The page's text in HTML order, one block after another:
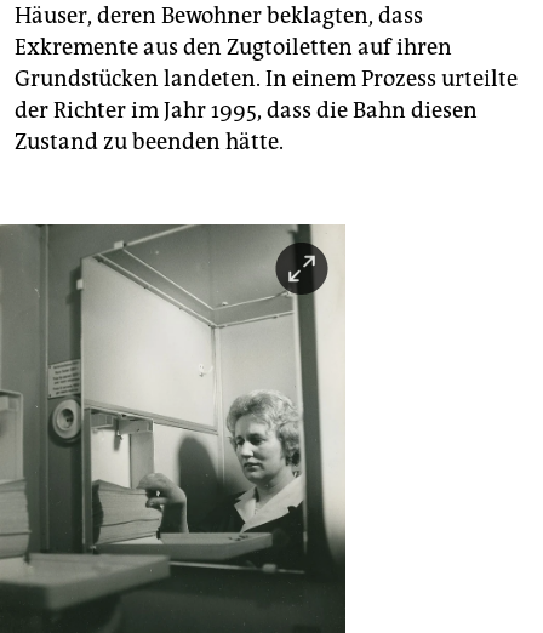
Häuser, deren Bewohner beklagten, dass
Exkremente aus den Zugtoiletten auf ihren
Grundstücken landeten. In einem Prozess urteilte
der Richter im Jahr 1995, dass die Bahn diesen
Zustand zu beenden hätte.